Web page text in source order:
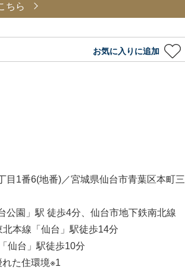
ちら
お気に入りに追加
目1番6(地番)／宮城県仙台市青葉区本町三
公園」駅 徒歩4分、仙台市地下鉄南北線
北本線「仙台」駅徒歩14分
仙台」駅徒歩10分
た住環境※1